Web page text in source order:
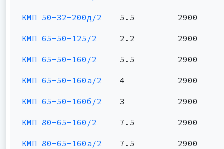
КМП 50-32-200д/2 5.5 2900
КМП 65-50-125/2 2.2 2900
КМП 65-50-160/2 5.5 2900
КМП 65-50-160а/2 4 2900
КМП 65-50-160б/2 3 2900
КМП 80-65-160/2 7.5 2900
КМП 80-65-160а/2 7.5 2900